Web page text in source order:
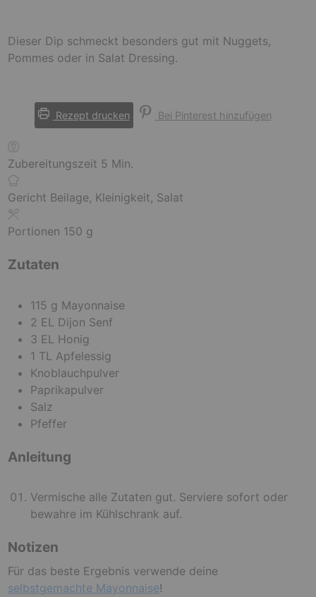
Dieser Dip schmeckt besonders gut mit Nuggets,
Pommes oder in Salat Dressing.
Rezept drucken Bei Pinterest hinzufügen
Zubereitungszeit 5 M
n
Min.
Gericht Beilage, Kleinigkeit, Salat
Portionen 150 g
Zutaten
115 g Mayonnaise
2 EL Dijon Senf
3 EL Honig
1 TL Apfelessig
Knoblauchpulver
Paprikapulver
Salz
Pfeffer
Anleitung
Vermische alle Zutaten gut. Serviere sofort oder
bewahre im Kühlschrank auf.
Notizen
Für das beste Ergebnis verwende deine
selbstgemachte Mayonnaise!